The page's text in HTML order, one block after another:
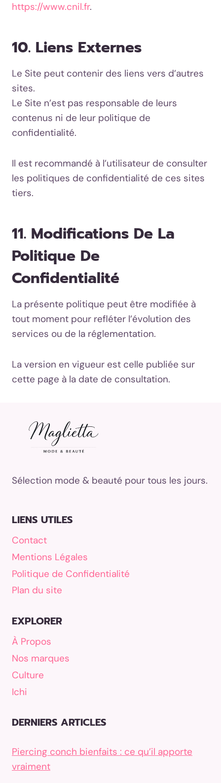
https://www.cnil.fr.
10. Liens Externes
Le Site peut contenir des liens vers d’autres
sites.
Le Site n’est pas responsable de leurs
contenus ni de leur politique de
confidentialité.
Il est recommandé à l’utilisateur de consulter
les politiques de confidentialité de ces sites
tiers.
11. Modifications De La
Politique De
Confidentialité
La présente politique peut être modifiée à
tout moment pour refléter l’évolution des
services ou de la réglementation.
La version en vigueur est celle publiée sur
cette page à la date de consultation.
Sélection mode & beauté pour tous les jours.
LIENS UTILES
Contact
Mentions Légales
Politique de Confidentialité
Plan du site
EXPLORER
À Propos
Nos marques
Culture
Ichi
DERNIERS ARTICLES
Piercing conch bienfaits : ce qu’il apporte
vraiment